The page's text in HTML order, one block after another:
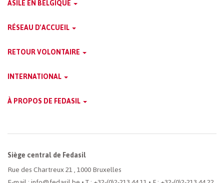
French
Menu
ASILE EN BELGIQUE
RÉSEAU D'ACCUEIL
RETOUR VOLONTAIRE
INTERNATIONAL
À PROPOS DE FEDASIL
Siège central de Fedasil
Rue des Chartreux 21 , 1000 Bruxelles